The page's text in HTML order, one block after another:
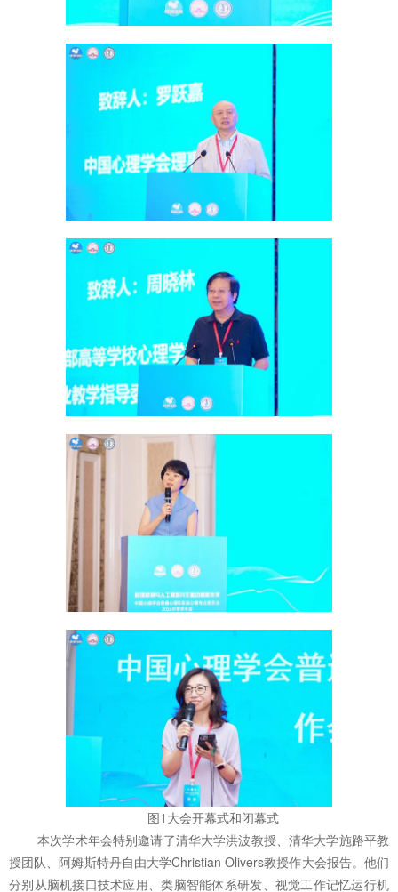
图1大会开幕式和闭幕式
本次学术年会特别邀请了清华大学洪波教授、清华大学施路平教
授团队、阿姆斯特丹自由大学Christian Olivers教授作大会报告。他们
分别从脑机接口技术应用、类脑智能体系研发、视觉工作记忆运行机